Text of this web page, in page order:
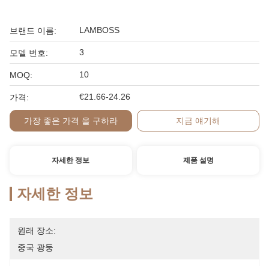
브랜드 이름: LAMBOSS
모델 번호: 3
MOQ: 10
가격: €21.66-24.26
가장 좋은 가격 을 구하라 지금 얘기해
자세한 정보 제품 설명
자세한 정보
원래 장소:
중국 광둥